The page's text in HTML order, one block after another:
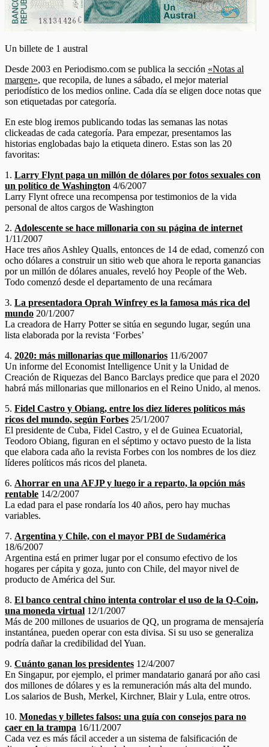
Un billete de 1 austral
Desde 2003 en Periodismo.com se publica la sección «Notas al
margen», que recopila, de lunes a sábado, el mejor material
periodístico de los medios online. Cada día se eligen doce notas que
son etiquetadas por categoría.
En este blog iremos publicando todas las semanas las notas
clickeadas de cada categoría. Para empezar, presentamos las
historias englobadas bajo la etiqueta dinero. Estas son las 20
favoritas:
1. Larry Flynt paga un millón de dólares por fotos sexuales con
un político de Washington 4/6/2007
Larry Flynt ofrece una recompensa por testimonios de la vida
personal de altos cargos de Washington
2. Adolescente se hace millonaria con su página de internet
1/11/2007
Hace tres años Ashley Qualls, entonces de 14 de edad, comenzó con
ocho dólares a construir un sitio web que ahora le reporta ganancias
por un millón de dólares anuales, reveló hoy People of the Web.
Todo comenzó desde el departamento de una recámara
3. La presentadora Oprah Winfrey es la famosa más rica del
mundo 20/1/2007
La creadora de Harry Potter se sitúa en segundo lugar, según una
lista elaborada por la revista ‘Forbes’
4. 2020: más millonarias que millonarios 11/6/2007
Un informe del Economist Intelligence Unit y la Unidad de
Creación de Riquezas del Banco Barclays predice que para el 2020
habrá más millonarias que millonarios en el Reino Unido, al menos.
5. Fidel Castro y Obiang, entre los diez líderes políticos más
ricos del mundo, según Forbes 25/1/2007
El presidente de Cuba, Fidel Castro, y el de Guinea Ecuatorial,
Teodoro Obiang, figuran en el séptimo y octavo puesto de la lista
que elabora cada año la revista Forbes con los nombres de los diez
líderes políticos más ricos del planeta.
6. Ahorrar en una AFJP y luego ir a reparto, la opción más
rentable 14/2/2007
La edad para el pase rondaría los 40 años, pero hay muchas
variables.
7. Argentina y Chile, con el mayor PBI de Sudamérica
18/6/2007
Argentina está en primer lugar por el consumo efectivo de los
hogares per cápita y goza, junto con Chile, del mayor nivel de
producto de América del Sur.
8. El banco central chino intenta controlar el uso de la Q-Coin,
una moneda virtual 12/1/2007
Más de 200 millones de usuarios de QQ, un programa de mensajería
instantánea, pueden operar con esta divisa. Si su uso se generaliza
podría dañar la credibilidad del Yuan.
9. Cuánto ganan los presidentes 12/4/2007
En Singapur, por ejemplo, el primer mandatario ganará por año casi
dos millones de dólares y es la remuneración más alta del mundo.
Los salarios de Bush, Merkel, Kirchner, Blair y Lula, entre otros.
10. Monedas y billetes falsos: una guía con consejos para no
caer en la trampa 16/11/2007
Cada vez es más fácil acceder a un sistema de falsificación de